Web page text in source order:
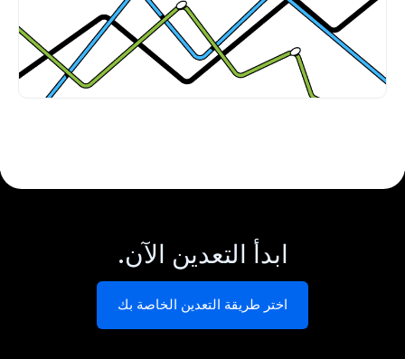
ابدأ التعدين الآن.
اختر طريقة التعدين الخاصة بك